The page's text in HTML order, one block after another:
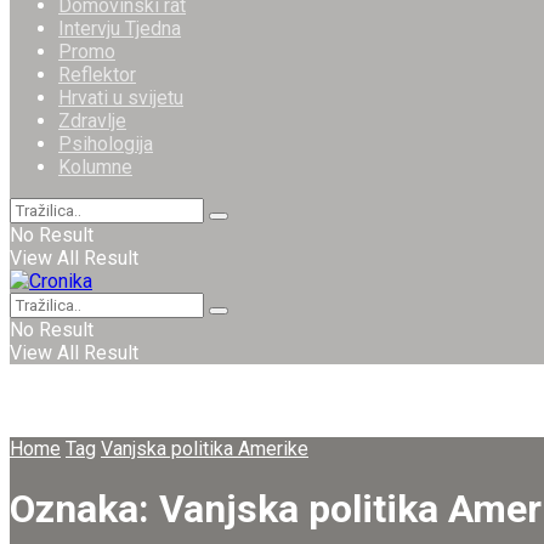
Domovinski rat
Intervju Tjedna
Promo
Reflektor
Hrvati u svijetu
Zdravlje
Psihologija
Kolumne
No Result
View All Result
No Result
View All Result
Home Tag Vanjska politika Amerike
Oznaka: Vanjska politika